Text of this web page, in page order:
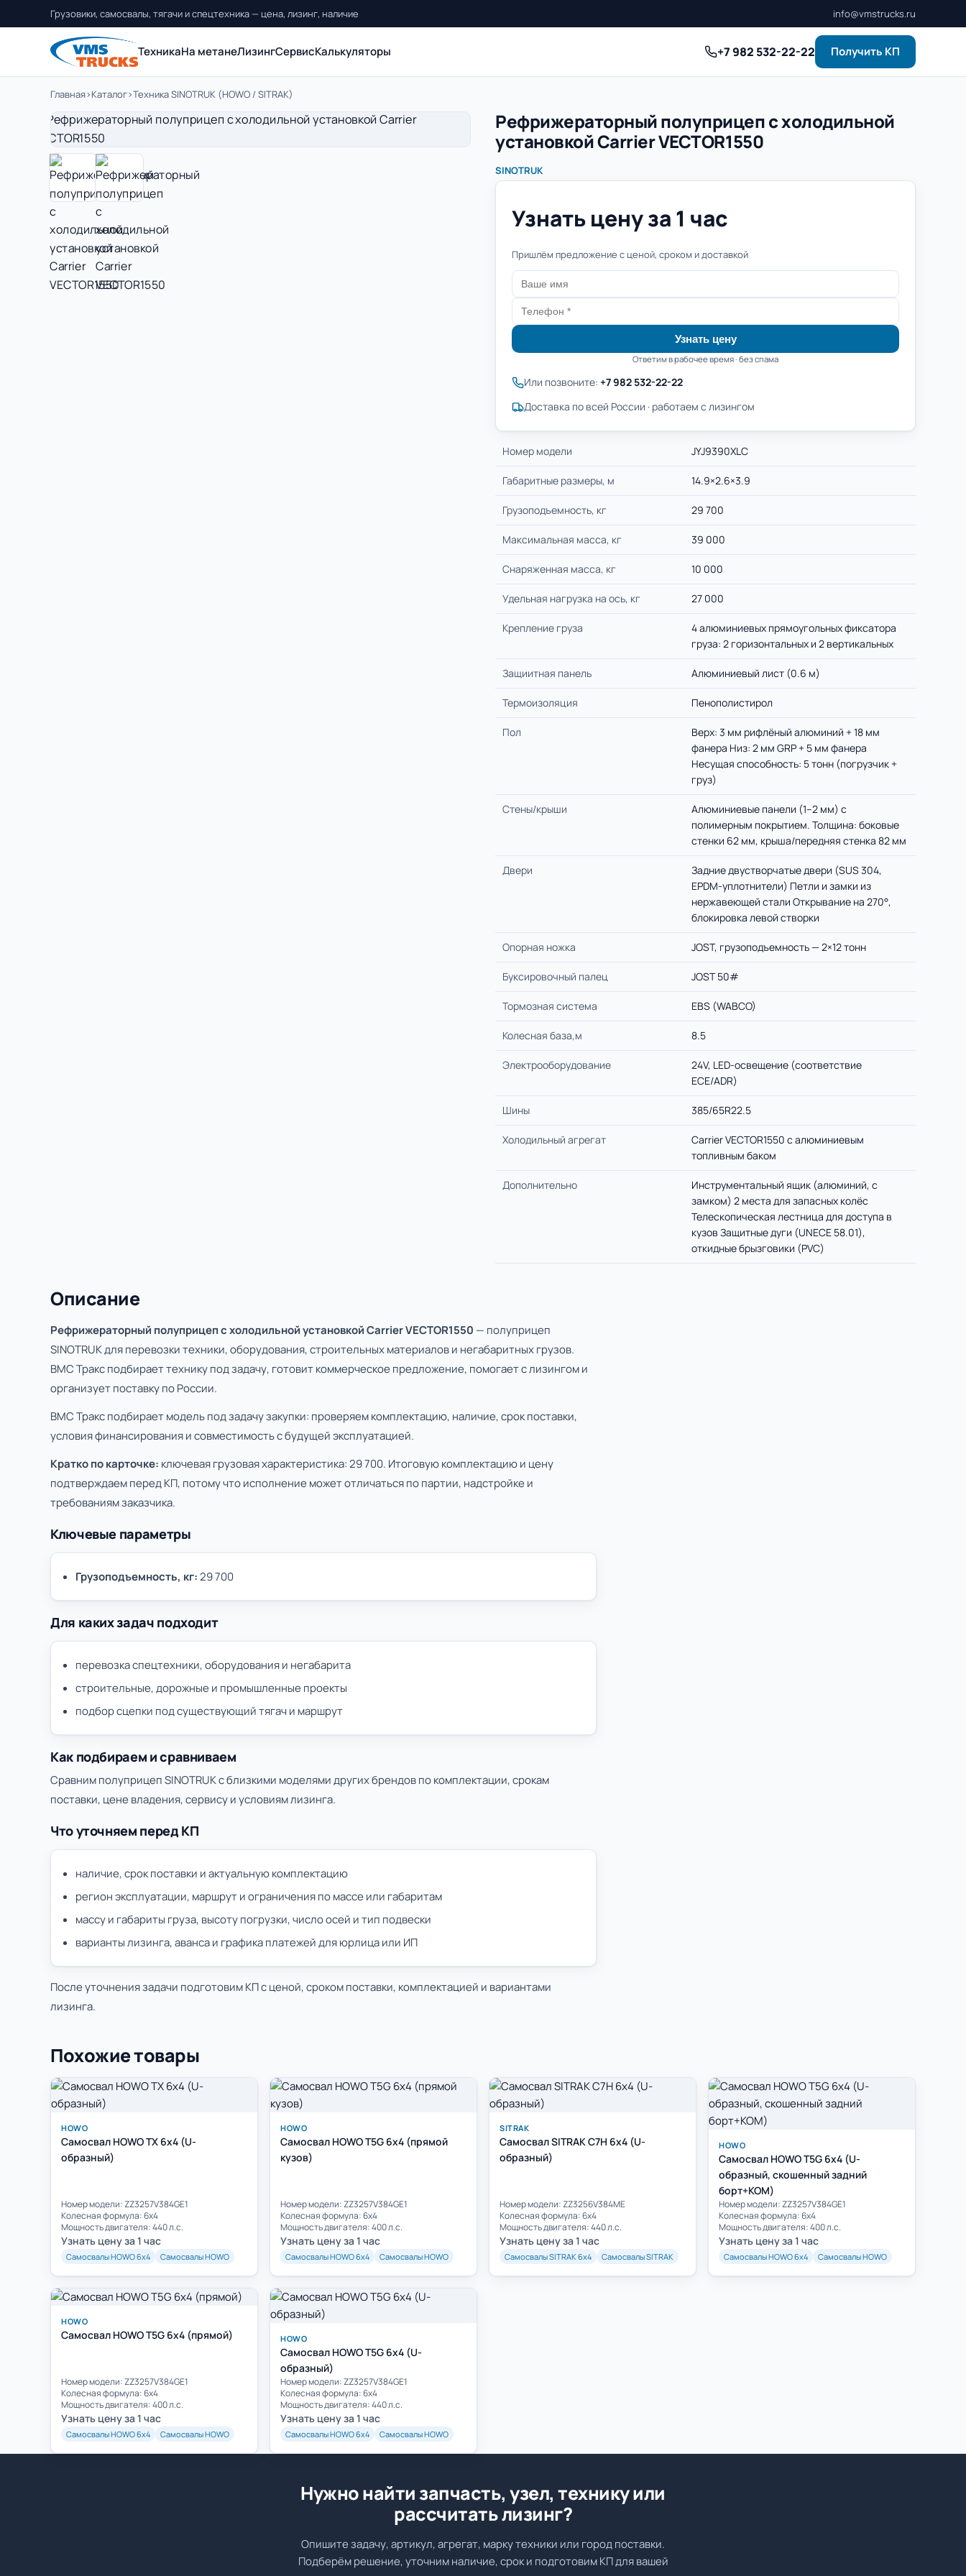
Грузовики, самосвалы, тягачи и спецтехника — цена, лизинг, наличие info@vmstrucks.ru
ТехникаНа метанеЛизингСервисКалькуляторы +7 982 532-22-22 Получить КП
Главная›Каталог›Техника SINOTRUK (HOWO / SITRAK)
Рефрижераторный полуприцеп с холодильной
установкой Carrier VECTOR1550
SINOTRUK
Узнать цену за 1 час
Пришлём предложение с ценой, сроком и доставкой
Узнать цену
Ответим в рабочее время · без спама
Или позвоните: +7 982 532-22-22
Доставка по всей России · работаем с лизингом
Номер модели JYJ9390XLC
Габаритные размеры, м 14.9×2.6×3.9
Грузоподъемность, кг 29 700
Максимальная масса, кг 39 000
Снаряженная масса, кг 10 000
Удельная нагрузка на ось, кг 27 000
Крепление груза
4 алюминиевых прямоугольных фиксатора
груза: 2 горизонтальных и 2 вертикальных
Защиитная панель Алюминиевый лист (0.6 м)
Термоизоляция Пенополистирол
Пол
Верх: 3 мм рифлёный алюминий + 18 мм
фанера Низ: 2 мм GRP + 5 мм фанера
Несущая способность: 5 тонн (погрузчик +
груз)
Стены/крыши
Алюминиевые панели (1–2 мм) с
полимерным покрытием. Толщина: боковые
стенки 62 мм, крыша/передняя стенка 82 мм
Двери
Задние двустворчатые двери (SUS 304,
EPDM-уплотнители) Петли и замки из
нержавеющей стали Открывание на 270°,
блокировка левой створки
Опорная ножка JOST, грузоподъемность — 2×12 тонн
Буксировочный палец JOST 50#
Тормозная система EBS (WABCO)
Колесная база,м 8.5
Электрооборудование
24V, LED-освещение (соответствие
ECE/ADR)
Шины 385/65R22.5
Холодильный агрегат
Carrier VECTOR1550 с алюминиевым
топливным баком
Дополнительно
Инструментальный ящик (алюминий, с
замком) 2 места для запасных колёс
Телескопическая лестница для доступа в
кузов Защитные дуги (UNECE 58.01),
откидные брызговики (PVC)
Описание
Рефрижераторный полуприцеп с холодильной установкой Carrier VECTOR1550 — полуприцеп
SINOTRUK для перевозки техники, оборудования, строительных материалов и негабаритных грузов.
ВМС Тракс подбирает технику под задачу, готовит коммерческое предложение, помогает с лизингом и
организует поставку по России.
ВМС Тракс подбирает модель под задачу закупки: проверяем комплектацию, наличие, срок поставки,
условия финансирования и совместимость с будущей эксплуатацией.
Кратко по карточке: ключевая грузовая характеристика: 29 700. Итоговую комплектацию и цену
подтверждаем перед КП, потому что исполнение может отличаться по партии, надстройке и
требованиям заказчика.
Ключевые параметры
Грузоподъемность, кг:29 700
Для каких задач подходит
перевозка спецтехники, оборудования и негабарита
строительные, дорожные и промышленные проекты
подбор сцепки под существующий тягач и маршрут
Как подбираем и сравниваем
Сравним полуприцеп SINOTRUK с близкими моделями других брендов по комплектации, срокам
поставки, цене владения, сервису и условиям лизинга.
Что уточняем перед КП
наличие, срок поставки и актуальную комплектацию
регион эксплуатации, маршрут и ограничения по массе или габаритам
массу и габариты груза, высоту погрузки, число осей и тип подвески
варианты лизинга, аванса и графика платежей для юрлица или ИП
После уточнения задачи подготовим КП с ценой, сроком поставки, комплектацией и вариантами
лизинга.
Похожие товары
HOWO
Самосвал HOWO TX 6x4 (U-
образный)
Номер модели: ZZ3257V384GE1
Колесная формула: 6х4
Мощность двигателя: 440 л.с.
Узнать цену за 1 час
Самосвалы HOWO 6х4 Самосвалы HOWO
HOWO
Самосвал HOWO T5G 6x4 (прямой
кузов)
Номер модели: ZZ3257V384GE1
Колесная формула: 6х4
Мощность двигателя: 400 л.с.
Узнать цену за 1 час
Самосвалы HOWO 6х4 Самосвалы HOWO
SITRAK
Самосвал SITRAK C7H 6x4 (U-
образный)
Номер модели: ZZ3256V384ME
Колесная формула: 6х4
Мощность двигателя: 440 л.с.
Узнать цену за 1 час
Самосвалы SITRAK 6х4 Самосвалы SITRAK
HOWO
Самосвал HOWO T5G 6x4 (U-
образный, скошенный задний
борт+КОМ)
Номер модели: ZZ3257V384GE1
Колесная формула: 6х4
Мощность двигателя: 400 л.с.
Узнать цену за 1 час
Самосвалы HOWO 6х4 Самосвалы HOWO
HOWO
Самосвал HOWO T5G 6x4 (прямой)
Номер модели: ZZ3257V384GE1
Колесная формула: 6х4
Мощность двигателя: 400 л.с.
Узнать цену за 1 час
Самосвалы HOWO 6х4 Самосвалы HOWO
HOWO
Самосвал HOWO T5G 6x4 (U-
образный)
Номер модели: ZZ3257V384GE1
Колесная формула: 6х4
Мощность двигателя: 440 л.с.
Узнать цену за 1 час
Самосвалы HOWO 6х4 Самосвалы HOWO
Нужно найти запчасть, узел, технику или
рассчитать лизинг?
Опишите задачу, артикул, агрегат, марку техники или город поставки.
Подберём решение, уточним наличие, срок и подготовим КП для вашей